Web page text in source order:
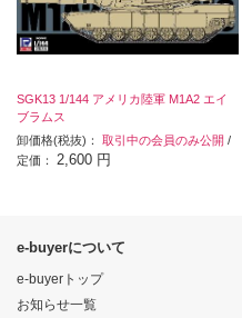
SGK13 1/144 アメリカ陸軍 M1A2 エイ
ブラムス
卸価格(税抜)： 取引中の会員のみ公開 /
定価： 2,600 円
e-buyerについて
e-buyerトップ
お知らせ一覧